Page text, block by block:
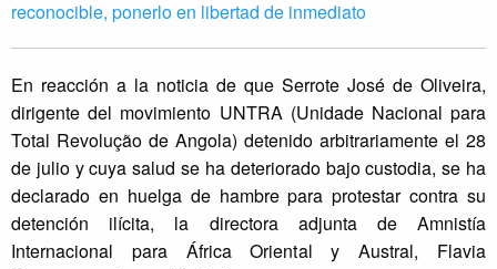
reconocible, ponerlo en libertad de inmediato
En reacción a la noticia de que Serrote José de Oliveira,
dirigente del movimiento UNTRA (Unidade Nacional para
Total Revolução de Angola) detenido arbitrariamente el 28
de julio y cuya salud se ha deteriorado bajo custodia, se ha
declarado en huelga de hambre para protestar contra su
detención ilícita, la directora adjunta de Amnistía
Internacional para África Oriental y Austral, Flavia